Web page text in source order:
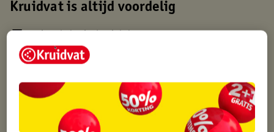
Kruidvat is altijd voordelig
Op werkdagen voor 22:00 uur besteld, volgende dag in huis
Gratis thuisbezorgd vanaf 50.00
Gratis punten met je Kruidvat kaart